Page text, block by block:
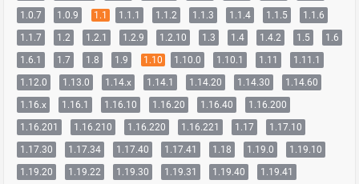
1.0.7
1.0.9 1.1 1.1.1 1.1.2 1.1.3 1.1.4 1.1.5
1.1.6
1.1.7
1.2 1.2.1 1.2.9 1.2.10 1.3 1.4 1.4.2 1.5
1.6
1.6.1
1.7 1.8 1.9 1.10 1.10.0 1.10.1 1.11
1.11.1
1.12.0
1.13.0 1.14.x 1.14.1 1.14.20 1.14.30
1.14.60
1.16.x
1.16.1 1.16.10 1.16.20 1.16.40
1.16.200
1.16.201
1.16.210 1.16.220 1.16.221 1.17
1.17.10
1.17.30
1.17.34 1.17.40 1.17.41 1.18 1.19.0
1.19.10
1.19.20
1.19.22 1.19.30 1.19.31 1.19.40
1.19.41